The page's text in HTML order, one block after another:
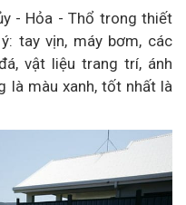
- Hỏa - Thổ trong thiết
tay vịn, máy bơm, các
vật liệu trang trí, ánh
là màu xanh, tốt nhất là